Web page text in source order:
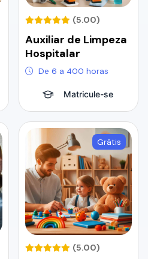
(5.00)
Auxiliar de Limpeza
Hospitalar
De 6 a 400 horas
Matricule-se
Grátis
(5.00)